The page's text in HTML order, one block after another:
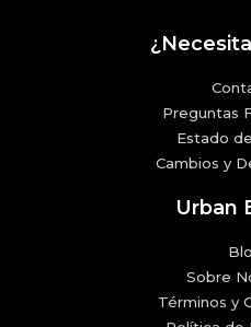
Preguntas
Estado
Cambios y
Urban
Sobre
Términos y